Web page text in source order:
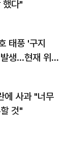
했다"
태풍 '구지
생…현재 위
에 사과 "너무
것"